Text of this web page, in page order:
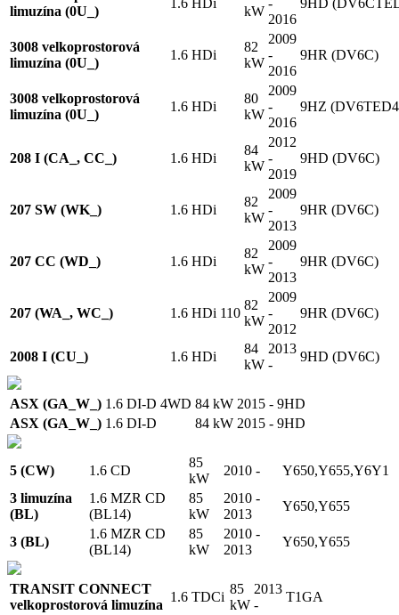
limuzína (0U_)
1.6 HDi
kW
-
2016
9HD
3008 velkoprostorová
limuzína (0U_)
1.6 HDi
82
kW
2009
-
2016
9HR (DV6C)
3008 velkoprostorová
limuzína (0U_)
1.6 HDi
80
kW
2009
-
2016
9HZ
208 I (CA_, CC_) 1.6 HDi
84
kW
2012
-
2019
9HD (DV6C)
207 SW (WK_) 1.6 HDi
82
kW
2009
-
2013
9HR (DV6C)
207 CC (WD_) 1.6 HDi
82
kW
2009
-
2013
9HR (DV6C)
207 (WA_, WC_) 1.6 HDi 110
82
kW
2009
-
2012
9HR (DV6C)
2008 I (CU_) 1.6 HDi
84
kW
2013
-
9HD (DV6C)
ASX (GA_W_) 1.6 DI-D 4WD 84 kW 2015 - 9HD
ASX (GA_W_) 1.6 DI-D 84 kW 2015 - 9HD
5 (CW) 1.6 CD
85
kW
2010 -
Y650,Y655,Y6Y1
3 limuzína
(BL)
1.6 MZR CD
(BL14)
85
kW
2010 -
2013
Y650,Y655
3 (BL)
1.6 MZR CD
(BL14)
85
kW
2010 -
2013
Y650,Y655
TRANSIT CONNECT
velkoprostorová limuzína
1.6 TDCi
85
kW
2013
-
T1GA